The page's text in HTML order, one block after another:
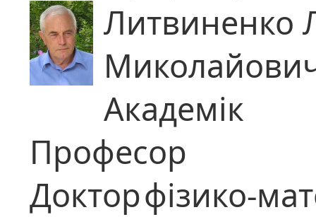
Литвиненко
Академік
Професор
Докторфізико-